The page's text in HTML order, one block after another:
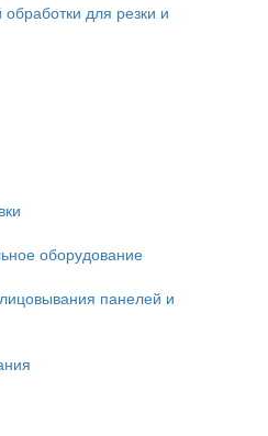
для резки и
оборудование
панелей и